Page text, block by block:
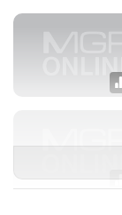
48.1% ของประช
ในปี 2562 ประเ
28.5 ล้านล้านเหรี
และมีมูลค่าการค้
29.5% ของมูลค่า
กว่าครึ่งพึ่งพาตล
การค้ารวมประม